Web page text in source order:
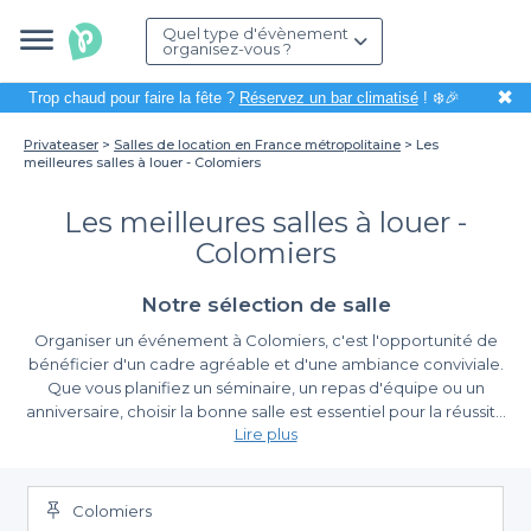
Quel type d'évènement
organisez-vous ?
Trop chaud pour faire la fête ? Réservez un bar climatisé! ❄️🎉 ✖
Privateaser Salles de location en France métropolitaine
Les
meilleures salles à louer - Colomiers
Les meilleures salles à louer -
Colomiers
Notre sélection de salle
Organiser un événement à Colomiers, c'est l'opportunité de
bénéficier d'un cadre agréable et d'une ambiance conviviale.
Que vous planifiez un séminaire, un repas d'équipe ou un
anniversaire, choisir la bonne salle est essentiel pour la réussite
de votre manifestation. Cependant, la recherche d'un espace
dans une commune qui regorge de possibilités.
Pourquoi Choisir Privateaser Pour Votre Recherche
Lire plus
Colomiers